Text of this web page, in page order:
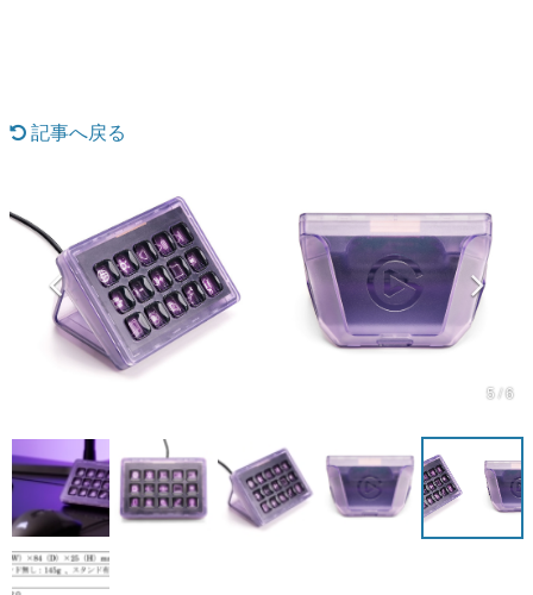
具体的な形から解き明かしていく、硬派で骨太な評論連載
です。
ゲームが変えた日本語
「経験値」「裏技」「ラスボス」… ゲームにまつわる言葉
の起源や用法の変遷を、コンピューター文化史研究家・タ
イニーP氏が徹底調査。
カテゴリ
マンガ
女性向け
アプリレビュー
記事へ戻る
5 / 6